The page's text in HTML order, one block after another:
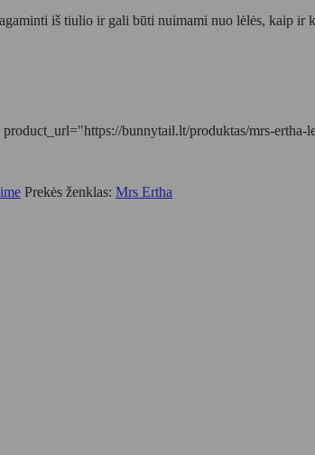
iš tiulio ir gali būti nuimami nuo lėlės, kaip ir
bunnytail.lt/produktas/mrs-ertha-
Prekės ženklas: Mrs Ertha